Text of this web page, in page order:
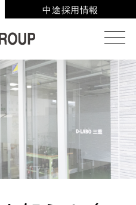
中途採用情報